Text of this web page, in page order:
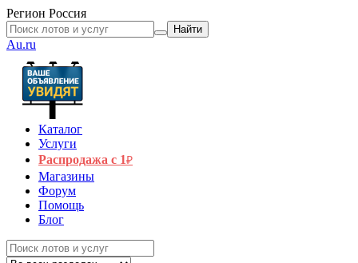
Регион Россия
Найти
Au.ru
Каталог
Услуги
Распродажа с 1₽
Магазины
Форум
Помощь
Блог